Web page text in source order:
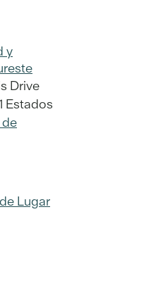
y
Drive
Estados
Lugar